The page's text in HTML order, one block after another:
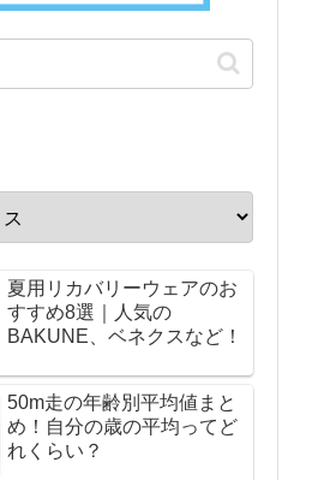
夏用リカバリーウェアのお
すすめ8選｜人気の
BAKUNE、ベネクスなど！
50m走の年齢別平均値まと
め！自分の歳の平均ってど
れくらい？